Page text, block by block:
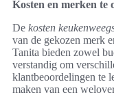
Kosten en merken te
De kosten
van de gekozen merk
Tanita bieden zowel
verstandig om
klantbeoordelingen te
maken van een